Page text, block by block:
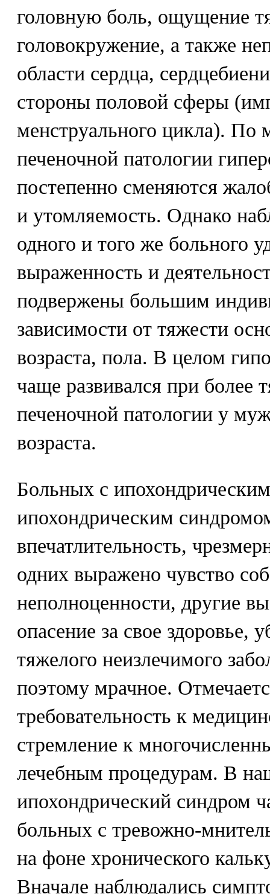
головную боль, ощущение
головокружение, а также
области сердца,
стороны половой сферы
менструального цикла). По
печеночной патологии
постепенно сменяются
и утомляемость. Однако
одного и того же больного
выраженность и
подвержены большим
зависимости от тяжести
возраста, пола. В целом
чаще развивался при более
печеночной патологии у
возраста.
Больных с
ипохондрическим
впечатлительность,
одних выражено чувство
неполноценности, другие
опасение за свое здоровье,
тяжелого неизлечимого
поэтому мрачное.
требовательность к
стремление к
лечебным процедурам. В
ипохондрический синдром
больных с тревожно-
на фоне хронического
Вначале наблюдались